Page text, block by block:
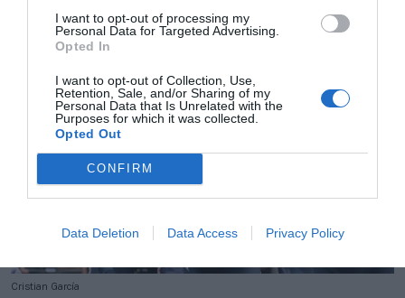
I want to opt-out of processing my
Personal Data for Targeted Advertising.
Opted In
I want to opt-out of Collection, Use,
Retention, Sale, and/or Sharing of my
Personal Data that Is Unrelated with the
Purposes for which it was collected.
Opted Out
CONFIRM
Data Deletion Data Access Privacy Policy
como proveedor oficial de moda hasta 2027
Cristian García